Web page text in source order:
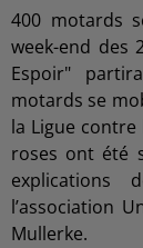
400 motards
week-end des
Espoir"
motards se
la Ligue
roses ont été
explications
l’association
Mullerke.